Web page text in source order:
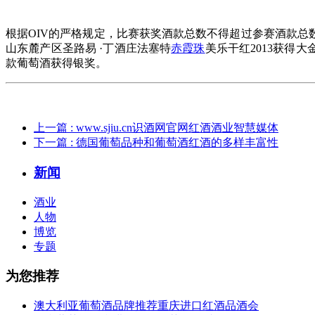
根据OIV的严格规定，比赛获奖酒款总数不得超过参赛酒款
山东麓产区圣路易 ·丁酒庄法塞特赤霞珠美乐干红2013获得大
款葡萄酒获得银奖。
上一篇 : www.sjiu.cn识酒网官网红酒酒业智慧媒体
下一篇 : 德国葡萄品种和葡萄酒红酒的多样丰富性
新闻
酒业
人物
博览
专题
为您推荐
澳大利亚葡萄酒品牌推荐重庆进口红酒品酒会